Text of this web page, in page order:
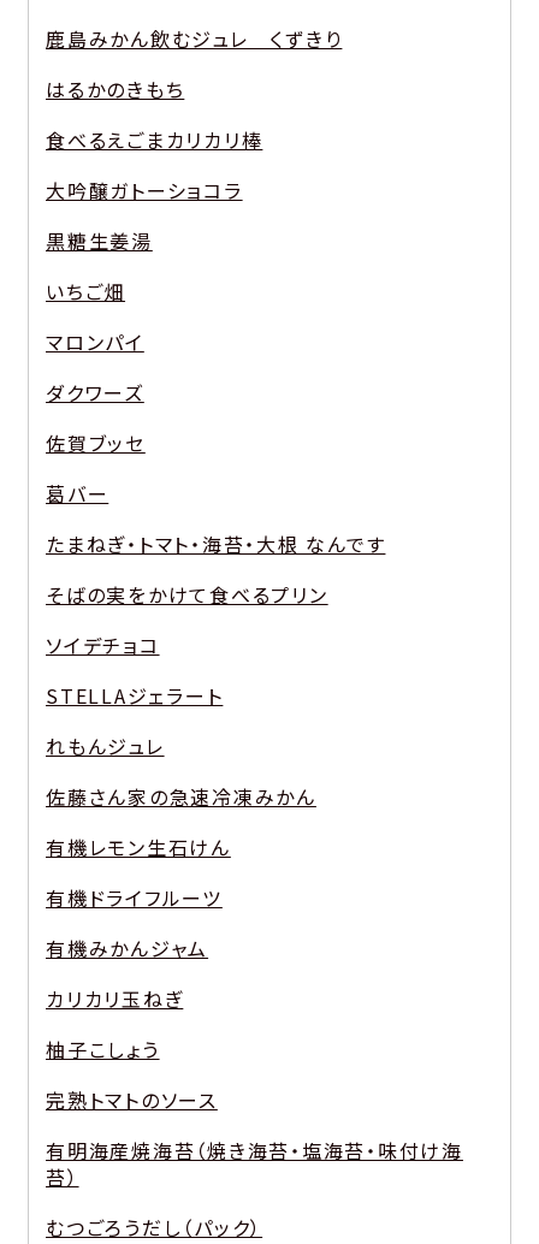
鹿島みかん飲むジュレ くずきり
はるかのきもち
食べるえごまカリカリ棒
大吟醸ガトーショコラ
黒糖生姜湯
いちご畑
マロンパイ
ダクワーズ
佐賀ブッセ
葛バー
たまねぎ・トマト・海苔・大根 なんです
そばの実をかけて食べるプリン
ソイデチョコ
STELLAジェラート
れもんジュレ
佐藤さん家の急速冷凍みかん
有機レモン生石けん
有機ドライフルーツ
有機みかんジャム
カリカリ玉ねぎ
柚子こしょう
完熟トマトのソース
有明海産焼海苔（焼き海苔・塩海苔・味付け海
苔）
むつごろうだし（パック）